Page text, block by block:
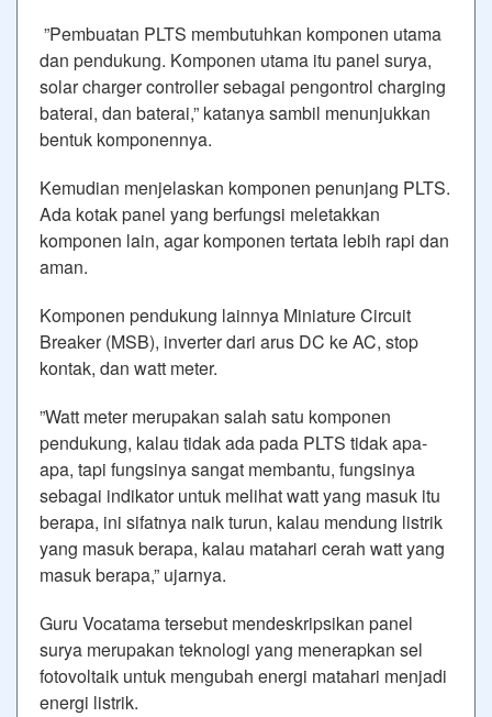
”Pembuatan PLTS membutuhkan komponen utama
dan pendukung. Komponen utama itu panel surya,
solar charger controller sebagai pengontrol charging
baterai, dan baterai,” katanya sambil menunjukkan
bentuk komponennya.
Kemudian menjelaskan komponen penunjang PLTS.
Ada kotak panel yang berfungsi meletakkan
komponen lain, agar komponen tertata lebih rapi dan
aman.
Komponen pendukung lainnya Miniature Circuit
Breaker (MSB), inverter dari arus DC ke AC, stop
kontak, dan watt meter.
”Watt meter merupakan salah satu komponen
pendukung, kalau tidak ada pada PLTS tidak apa-
apa, tapi fungsinya sangat membantu, fungsinya
sebagai indikator untuk melihat watt yang masuk itu
berapa, ini sifatnya naik turun, kalau mendung listrik
yang masuk berapa, kalau matahari cerah watt yang
masuk berapa,” ujarnya.
Guru Vocatama tersebut mendeskripsikan panel
surya merupakan teknologi yang menerapkan sel
fotovoltaik untuk mengubah energi matahari menjadi
energi listrik.